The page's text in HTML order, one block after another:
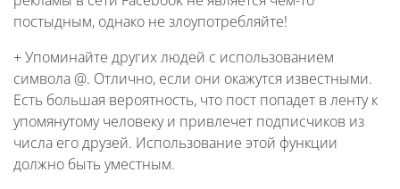
постыдным, однако не злоупотребляйте!
+ Упоминайте других людей с использованием
символа @. Отлично, если они окажутся известными.
Есть большая вероятность, что пост попадет в ленту к
упомянутому человеку и привлечет подписчиков из
числа его друзей. Использование этой функции
должно быть уместным.